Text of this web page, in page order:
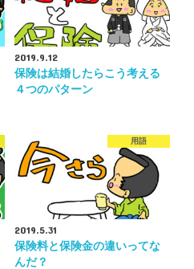
2019.9.12
保険は結婚したらこう考える
４つのパターン
用語
2019.5.31
保険料と保険金の違いってな
んだ？